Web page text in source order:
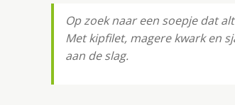
Op zoek naar een soepje dat
Met kipfilet, magere kwark en
aan de slag.